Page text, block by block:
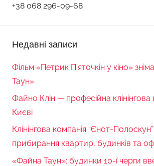
+38 068 296-09-68
Недавні записи
Фільм «Петрик П’яточкін у кіно»
Таун»
Файно Клін — професійна клінінгова
Києві
Клінінгова компанія “Єнот-
прибирання квартир, будинків та
«Файна Таун»: будинки 10-ї черги